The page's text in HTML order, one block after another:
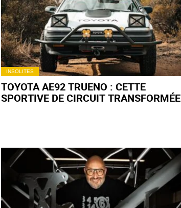
INSOLITES
TOYOTA AE92 TRUENO : CETTE
SPORTIVE DE CIRCUIT TRANSFORMÉE